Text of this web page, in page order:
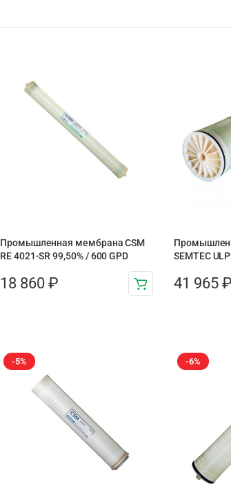
Промышленная мембрана CSM
RE 4021-SR 99,50% / 600 GPD
18 860 ₽
SEMTEC
41 965
-5% -6%